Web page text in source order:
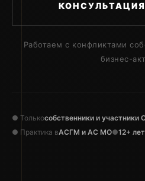
Работаем с конфликтами
бизнес-
● Толькособственники и участники
● Практика вАСГМ и АС МО●12+ лет